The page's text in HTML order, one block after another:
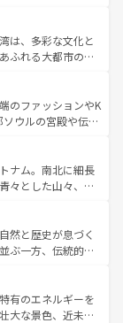
。
てくれるハワイの
アンミュージッ
ハワイの魅力を彩
ル（エアーズロッ
ンズの熱帯雨林な
やワイン、オージ
サーフィンやダイ
きにはたまらな
に味わいつくそ
は、多彩な文化と
ふれる大都市の台
ど、都市の喧騒
人に新しい発見と
台湾の食文化も魅
ティ豊かな料理
コンテンツ一覧を参
のファッションやK
ウルの宮殿や伝統
を楽しむことが
ストリートフード
。夜には、韓国な
力を心ゆくまで味
韓国情報はコンテンツ一
ナム。南北に細長
々とした山々、世
の古い町並みやホ
、独特の雰囲気を
かさとおいしさで
ーヒーなどは、ぜ
もあたたかい人々
れられない旅にな
然と歴史が息づく
ぶ一方、伝統的な
マイなどの山岳地
トやクラビの美し
できる。タイ料理
有のエネルギーを
大な景色、近未来